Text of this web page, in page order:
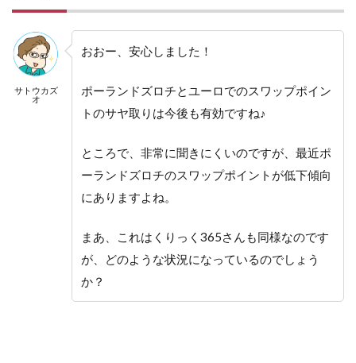
サトウカズ
オ
おおー、安心しました！
ポーランドズロチとユーロでのスワップポイン
トのサヤ取りは今後も有効ですね♪
ところで、非常に聞きにくいのですが、最近ポ
ーランドズロチのスワップポイントが低下傾向
にありますよね。
まあ、これはくりっく365さんも同様なのです
が、どのような状況になっているのでしょう
か？